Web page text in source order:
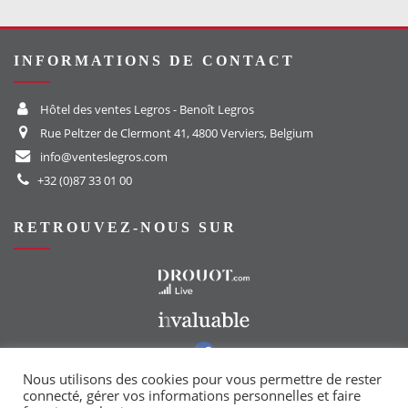
INFORMATIONS DE CONTACT
Hôtel des ventes Legros - Benoît Legros
Rue Peltzer de Clermont 41, 4800 Verviers, Belgium
info@venteslegros.com
+32 (0)87 33 01 00
RETROUVEZ-NOUS SUR
Vers notre groupe Facebook
Nous utilisons des cookies pour vous permettre de rester
connecté, gérer vos informations personnelles et faire